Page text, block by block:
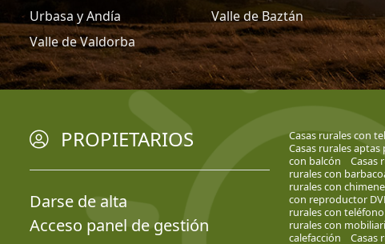
Urbasa y Andía
Valle de Baztán
Valle de Valdorba
PROPIETARIOS
Darse de alta
Acceso panel de gestión
Casas rurales con
Casas rurales aptas
con balcón
Casas
rurales con
rurales con
con reproductor
rurales con
rurales con
calefacción
Casas